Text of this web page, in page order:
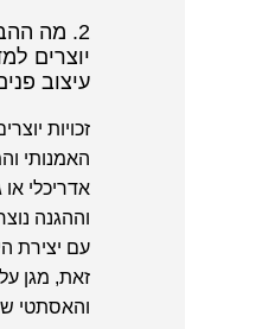
2. מה
יוצרים
עיצוב
זכויות
האמנותי
אדריכלי או
וההגנה
עם יצירת
זאת, מגן
והאסתטי